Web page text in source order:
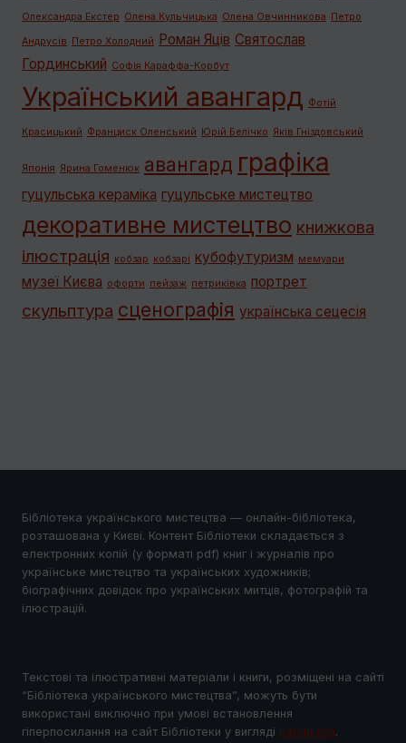
Олександра Екстер Олена Кульчицька Олена Овчинникова Петро
Андрусів Петро Холодний Роман Яців Святослав
Гординський Софія Караффа-Корбут
Український авангард Фотій
Красицький Франциск Оленський Юрій Белічко Яків Гніздовський
Японія Ярина Гоменюк авангард графiка
гуцульська кераміка гуцульське мистецтво
декоративне мистецтво книжкова
ілюстрація кобзар кобзарі кубофутуризм мемуари
музеї Києва офорти пейзаж петриківка портрет
скульптура сценографія українська сецесія
Бібліотека українського мистецтва — онлайн-бібліотека,
розташована у Києві. Контент Бібліотеки складається з
електронних копій (у форматі pdf) книг і журналів про
українське мистецтво та українських художників;
біографічних довідок про українських митців, фотографій та
ілюстрацій.
Текстові та ілюстративні матеріали і книги, розміщені на сайті
“Бібліотека українського мистецтва”, можуть бути
використані виключно при умові встановлення
гіперпосилання на сайт Бібліотеки у виглядi uartlib.org.